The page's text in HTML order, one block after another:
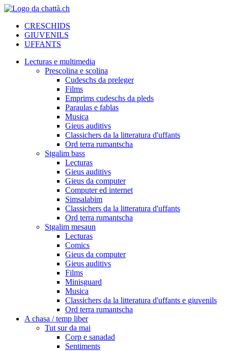
CRESCHIDS
GIUVENILS
UFFANTS
Lecturas e multimedia
Prescolina e scolina
Cudeschs da preleger
Films
Emprims cudeschs da pleds
Paraulas e fablas
Musica
Gieus auditivs
Classichers da la litteratura d'uffants
Ord terra rumantscha
Stgalim bass
Lecturas
Gieus auditivs
Gieus da computer
Computer ed internet
Simsalabim
Classichers da la litteratura d'uffants
Ord terra rumantscha
Stgalim mesaun
Lecturas
Comics
Gieus da computer
Gieus auditivs
Films
Minisguard
Musica
Classichers da la litteratura d'uffants e giuvenils
Ord terra rumantscha
A chasa / temp liber
Tut sur da mai
Corp e sanadad
Sentiments